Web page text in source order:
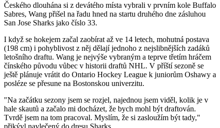
Českého dlouhána si z devátého místa vybrali v prvním kole Buffalo
Sabres, Wang přišel na řadu hned na startu druhého dne zásluhou
San Jose Sharks jako číslo 33.
I když se hokejem začal zaobírat až ve 14 letech, mohutná postava
(198 cm) i pohyblivost z něj dělají jednoho z nejslibnějších zadáků
letošního draftu. Wang je nejvýše vybraným a teprve třetím hráčem
čínského původu vůbec v historii draftů NHL. V příští sezoně se
ještě plánuje vrátit do Ontario Hockey League k juniorům Oshawy a
posléze se přesune na Bostonskou univerzitu.
"Na začátku sezony jsem se rozjel, najednou jsem viděl, kolik je v
hale skautů a začalo mi docházet, že bych mohl být draftován.
Tvrdě jsem na tom pracoval. Myslím, že si zasloužím být tady,"
přikývl navlečený do dresu Sharks.